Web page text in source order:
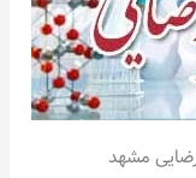
مشهد